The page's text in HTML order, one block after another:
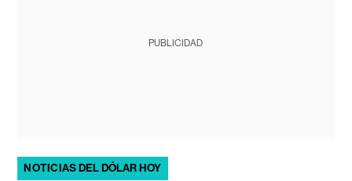
PUBLICIDAD
NOTICIAS DEL DÓLAR HOY